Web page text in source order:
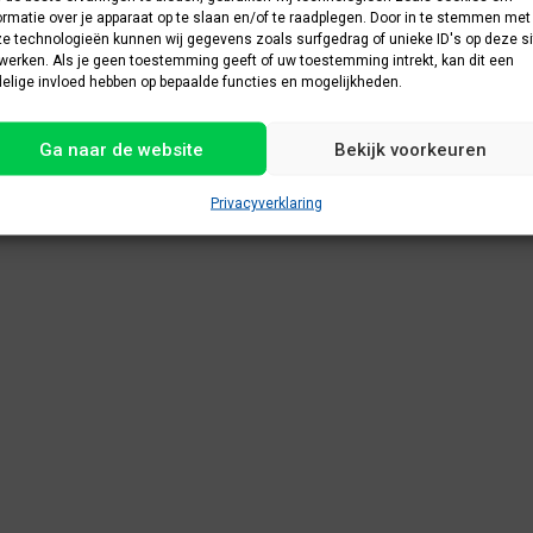
over je apparaat op te slaan en/of te raadplegen. Door in te stemmen met
technologieën kunnen wij gegevens zoals surfgedrag of unieke ID's op deze
Als je geen toestemming geeft of uw toestemming intrekt, kan dit een
invloed hebben op bepaalde functies en mogelijkheden.
Ga naar de website Bekijk voorkeuren
Privacyverklaring